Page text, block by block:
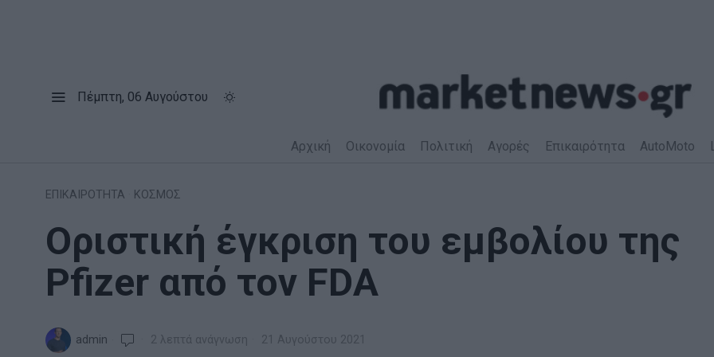
Πέμπτη, 06 Αυγούστου
Αρχική Οικονομία Πολιτική Αγορές Επικαιρότητα AutoMoto
ΕΠΙΚΑΙΡΟΤΗΤΑ ΚΟΣΜΟΣ
Οριστική έγκριση του εμβολίου της
Pfizer από τον FDA
admin 2 λεπτά ανάγνωση 21 Αυγούστου 2021